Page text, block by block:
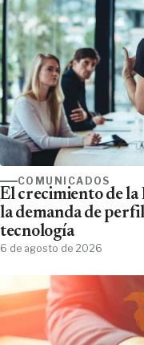
COMUNICADOS
El crecimiento de la
la demanda de
tecnología
6 de agosto de 2026